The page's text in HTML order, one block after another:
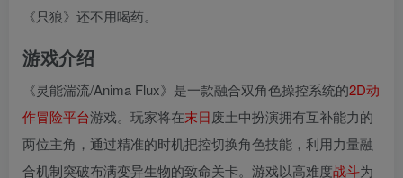
《只狼》还不用喝药。
游戏介绍
《灵能湍流/Anima Flux》是一款融合双角色操控系统的2D动
作冒险平台游戏。玩家将在末日废土中扮演拥有互补能力的
两位主角，通过精准的时机把控切换角色技能，利用力量融
合机制突破布满变异生物的致命关卡。游戏以高难度战斗为